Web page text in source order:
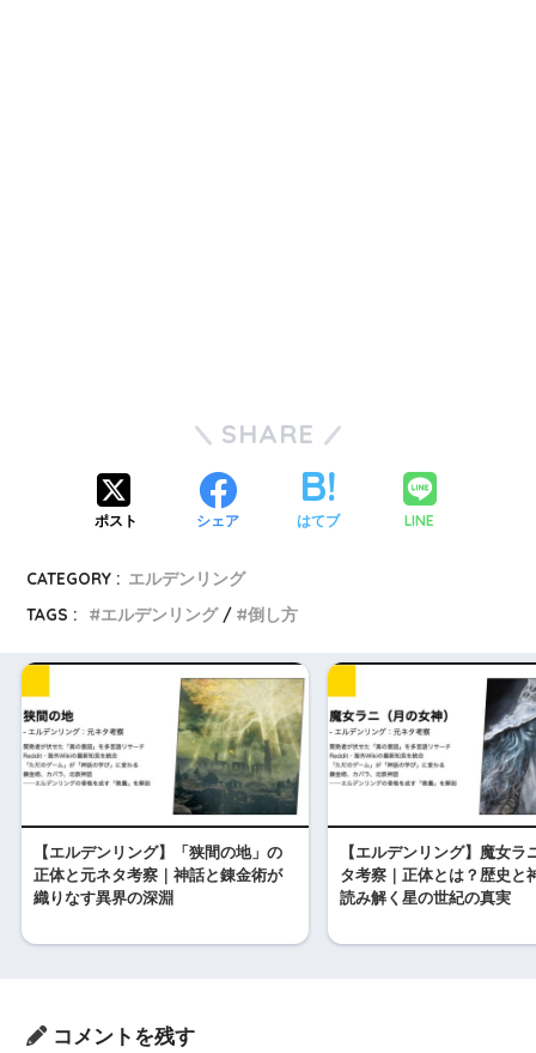
SHARE
ポスト シェア はてブ LINE
CATEGORY : エルデンリング
TAGS :
エルデンリング 倒し方
【エルデンリング】「狭間の地」の
正体と元ネタ考察｜神話と錬金術が
織りなす異界の深淵
【エルデンリング】魔女ラ
タ考察｜正体とは？歴史と
読み解く星の世紀の真実
コメントを残す